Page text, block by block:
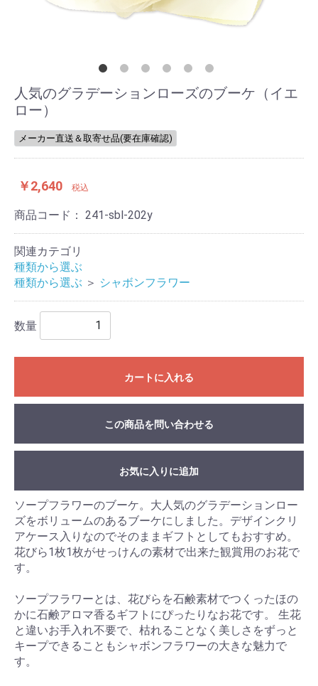
人気のグラデーションローズのブーケ（イエ
ロー）
メーカー直送＆取寄せ品(要在庫確認)
￥2,640 税込
商品コード： 241-sbl-202y
関連カテゴリ
種類から選ぶ
種類から選ぶ ＞ シャボンフラワー
数量
カートに入れる
この商品を問い合わせる
お気に入りに追加
ソープフラワーのブーケ。大人気のグラデーションロー
ズをボリュームのあるブーケにしました。デザインクリ
アケース入りなのでそのままギフトとしてもおすすめ。
花びら1枚1枚がせっけんの素材で出来た観賞用のお花で
す。
ソープフラワーとは、花びらを石鹸素材でつくったほの
かに石鹸アロマ香るギフトにぴったりなお花です。 生花
と違いお手入れ不要で、枯れることなく美しさをずっと
キープできることもシャボンフラワーの大きな魅力で
す。